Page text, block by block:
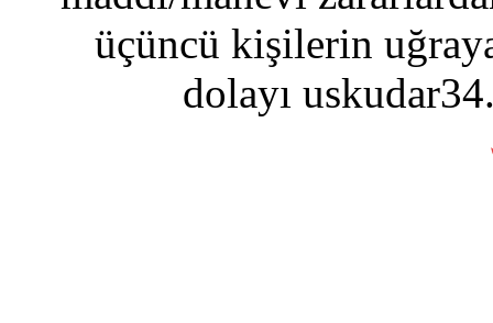
üçüncü kişilerin
dolayı